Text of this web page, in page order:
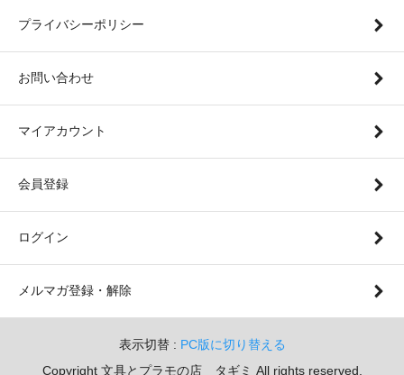
プライバシーポリシー
お問い合わせ
マイアカウント
会員登録
ログイン
メルマガ登録・解除
表示切替 : PC版に切り替える
Copyright 文具とプラモの店 タギミ All rights reserved.